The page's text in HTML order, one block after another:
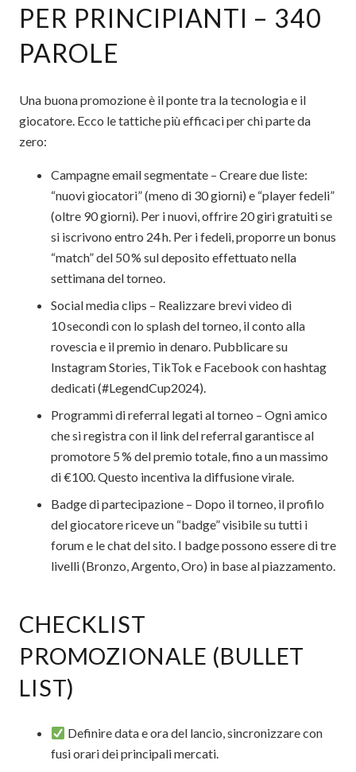
PER PRINCIPIANTI – 340
PAROLE
Una buona promozione è il ponte tra la tecnologia e il
giocatore. Ecco le tattiche più efficaci per chi parte da
zero:
Campagne email segmentate – Creare due liste:
“nuovi giocatori” (meno di 30 giorni) e “player fedeli”
(oltre 90 giorni). Per i nuovi, offrire 20 giri gratuiti se
si iscrivono entro 24 h. Per i fedeli, proporre un bonus
“match” del 50 % sul deposito effettuato nella
settimana del torneo.
Social media clips – Realizzare brevi video di
10 secondi con lo splash del torneo, il conto alla
rovescia e il premio in denaro. Pubblicare su
Instagram Stories, TikTok e Facebook con hashtag
dedicati (#LegendCup2024).
Programmi di referral legati al torneo – Ogni amico
che si registra con il link del referral garantisce al
promotore 5 % del premio totale, fino a un massimo
di €100. Questo incentiva la diffusione virale.
Badge di partecipazione – Dopo il torneo, il profilo
del giocatore riceve un “badge” visibile su tutti i
forum e le chat del sito. I badge possono essere di tre
livelli (Bronzo, Argento, Oro) in base al piazzamento.
CHECKLIST
PROMOZIONALE (BULLET
LIST)
Definire data e ora del lancio, sincronizzare con
fusi orari dei principali mercati.